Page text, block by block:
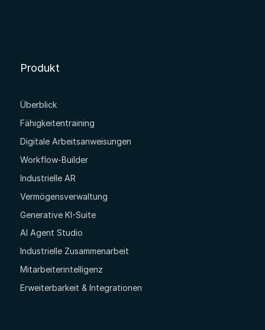
Produkt
Überblick
Fähigkeitentraining
Digitale Arbeitsanweisungen
Workflow-Builder
Industrielle AR
Vermögensverwaltung
Generative KI-Suite
AI Agent Studio
Industrielle Zusammenarbeit
Mitarbeiterintelligenz
Erweiterbarkeit & Integrationen